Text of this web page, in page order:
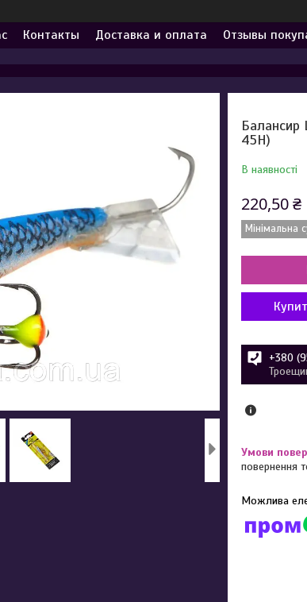
Контакты Доставка и оплата Отзывы
Балансир
45H)
В наявності
220,50 ₴
Мінімальна
+380
повернення